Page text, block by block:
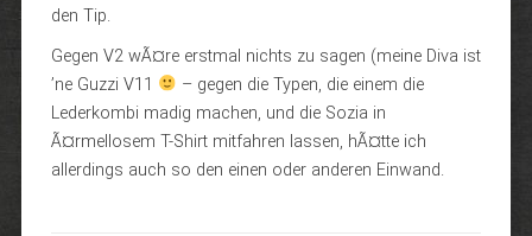
den Tip.
Gegen V2 wÃ¤re erstmal nichts zu sagen (meine Diva ist
’ne Guzzi V11
– gegen die Typen, die einem die
Lederkombi madig machen, und die Sozia in
Ã¤rmellosem T-Shirt mitfahren lassen, hÃ¤tte ich
allerdings auch so den einen oder anderen Einwand.